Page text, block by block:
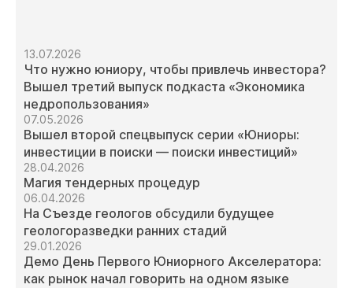
13.07.2026
Что нужно юниору, чтобы привлечь инвестора?
Вышел третий выпуск подкаста «Экономика
недропользования»
07.05.2026
Вышел второй спецвыпуск серии «Юниоры:
инвестиции в поиски — поиски инвестиций»
28.04.2026
Магия тендерных процедур
06.04.2026
На Съезде геологов обсудили будущее
геологоразведки ранних стадий
29.01.2026
Демо День Первого Юниорного Акселератора:
как рынок начал говорить на одном языке